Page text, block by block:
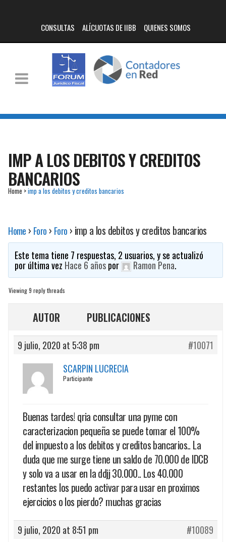
CONSULTAS ALÍCUOTAS DE IIBB QUIENES SOMOS
IMP A LOS DEBITOS Y CREDITOS
BANCARIOS
Home >imp a los debitos y creditos bancarios
Home › Foro › Foro › imp a los debitos y creditos bancarios
Este tema tiene 7 respuestas, 2 usuarios, y se actualizó
por última vez Hace 6 añospor Ramon Pena.
Viewing 9 reply threads
AUTOR PUBLICACIONES
9 julio, 2020 at 5:38 pm
#10071
SCARPIN LUCRECIA
Participante
Buenas tardes! qria consultar una pyme con
caracterizacion pequeña se puede tomar el 100%
del impuesto a los debitos y creditos bancarios.. La
duda que me surge tiene un saldo de 70.000 de IDCB
y solo va a usar en la ddjj 30.000.. Los 40.000
restantes los puedo activar para usar en proximos
ejercicios o los pierdo? muchas gracias
9 julio, 2020 at 8:51 pm
#10089